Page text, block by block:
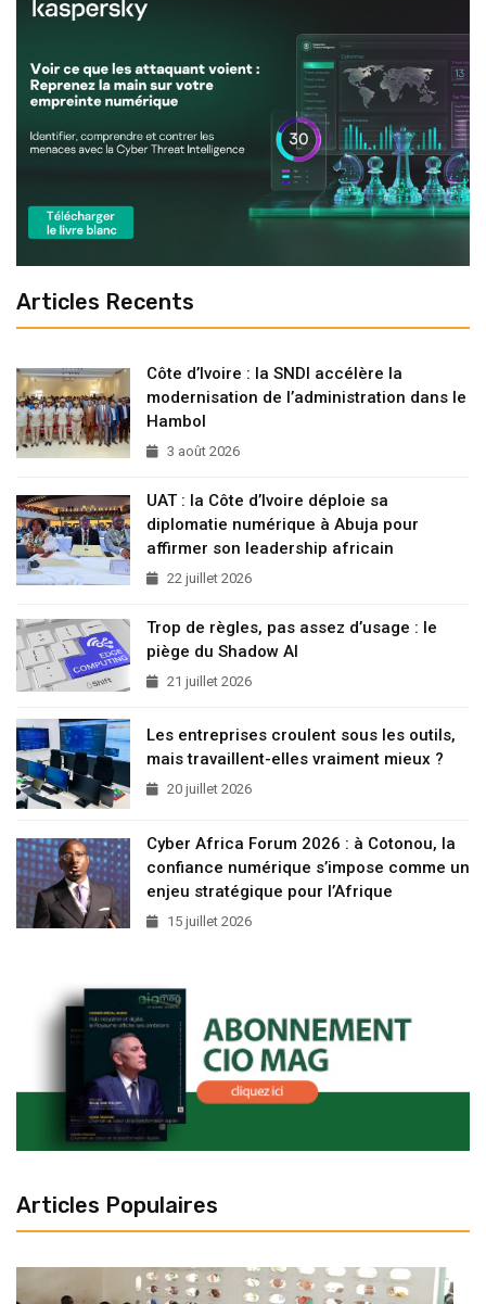
Articles Recents
Côte d’Ivoire : la SNDI accélère la
modernisation de l’administration dans le
Hambol
3 août 2026
UAT : la Côte d’Ivoire déploie sa
diplomatie numérique à Abuja pour
affirmer son leadership africain
22 juillet 2026
Trop de règles, pas assez d’usage : le
piège du Shadow AI
21 juillet 2026
Les entreprises croulent sous les outils,
mais travaillent-elles vraiment mieux ?
20 juillet 2026
Cyber Africa Forum 2026 : à Cotonou, la
confiance numérique s’impose comme un
enjeu stratégique pour l’Afrique
15 juillet 2026
Articles Populaires